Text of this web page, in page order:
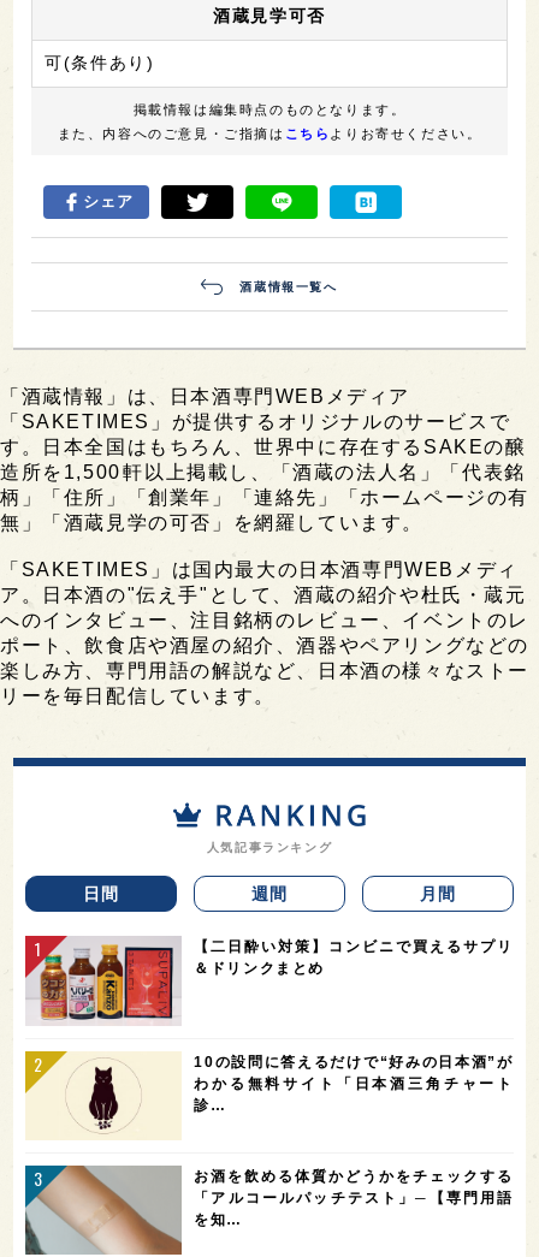
酒蔵見学可否
可(条件あり)
掲載情報は編集時点のものとなります。
また、内容へのご意見・ご指摘は こちら よりお寄せください。
シェア
酒蔵情報一覧へ
「酒蔵情報」は、日本酒専門WEBメディア
「SAKETIMES」が提供するオリジナルのサービスで
す。日本全国はもちろん、世界中に存在するSAKEの醸
造所を1,500軒以上掲載し、「酒蔵の法人名」「代表銘
柄」「住所」「創業年」「連絡先」「ホームページの有
無」「酒蔵見学の可否」を網羅しています。
「SAKETIMES」は国内最大の日本酒専門WEBメディ
ア。日本酒の"伝え手"として、酒蔵の紹介や杜氏・蔵元
へのインタビュー、注目銘柄のレビュー、イベントのレ
ポート、飲食店や酒屋の紹介、酒器やペアリングなどの
楽しみ方、専門用語の解説など、日本酒の様々なストー
リーを毎日配信しています。
人気記事ランキング
日間 週間 月間
【二日酔い対策】コンビニで買えるサプリ
＆ドリンクまとめ
10の設問に答えるだけで“好みの日本酒”が
わかる無料サイト「日本酒三角チャート
診…
お酒を飲める体質かどうかをチェックする
「アルコールパッチテスト」─【専門用語
を知…